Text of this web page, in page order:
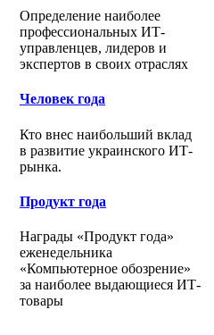
Определение наиболее
профессиональных ИТ-
управленцев, лидеров и
экспертов в своих отраслях
Человек года
Кто внес наибольший вклад
в развитие украинского ИТ-
рынка.
Продукт года
Награды «Продукт года»
еженедельника
«Компьютерное обозрение»
за наиболее выдающиеся ИТ-
товары